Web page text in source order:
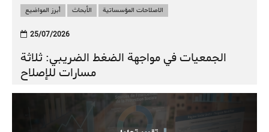
أبرز المواضيع الأبحاث الاصلاحات المؤسساتية
25/07/2026
الجمعيات في مواجهة الضغط الضريبي: ثلاثة
مسارات للإصلاح